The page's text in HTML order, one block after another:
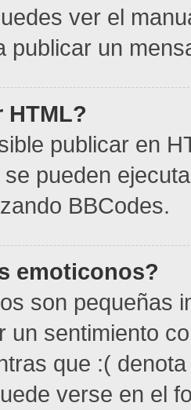
ver el
publicar un
HTML?
publicar en
pueden
BBCodes.
emoticonos?
son pequeñas
un sentimiento
que :(
verse en el